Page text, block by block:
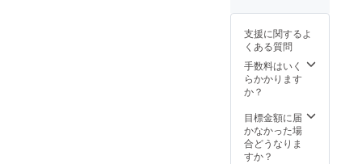
ただき
ます。
開催
後、リ
ターン
品と併
しま
す。 ※
スタン
た状態
宅へ発
送させ
ていた
だきま
す。 ④
定オリ
ジナル
ネーム
アク
記載さ
名前
（ニッ
クネー
ム可・6
文字以
印刷さ
せてい
ただき
ます。
いただ
す。 後
日、単
独スタ
ンド花
の前で
たソロ
チェキ
を郵送
いたし
支援に関するよ
くある質問
手数料はいく
らかかります
か？
目標金額に届
かなかった場
合どうなりま
すか？